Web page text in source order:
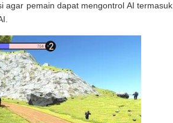
agar pemain dapat mengontrol AI termasuk